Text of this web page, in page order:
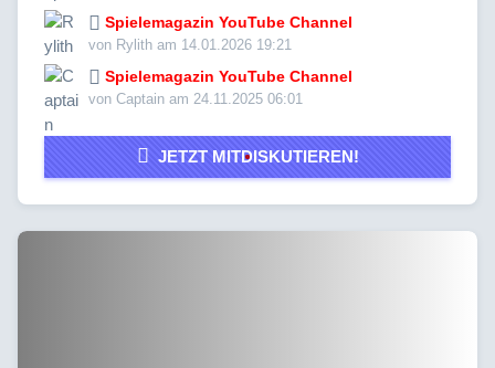
Spielemagazin YouTube Channel
von Rylith am 14.01.2026 19:21
Spielemagazin YouTube Channel
von Captain am 24.11.2025 06:01
JETZT MITDISKUTIEREN!